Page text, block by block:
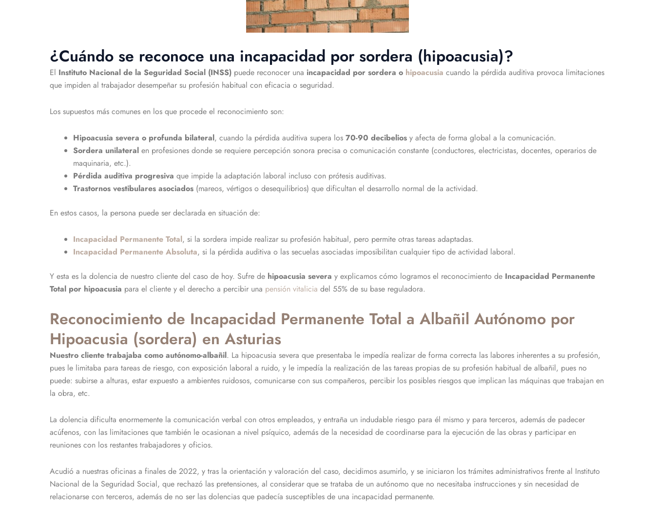
¿Cuándo se reconoce una incapacidad por sordera (hipoacusia)?
El Instituto Nacional de la Seguridad Social (INSS) puede reconocer una incapacidad por sordera o hipoacusia cuando la pérdida auditiva provoca limitaciones
que impiden al trabajador desempeñar su profesión habitual con eficacia o seguridad.
Los supuestos más comunes en los que procede el reconocimiento son:
Hipoacusia severa o profunda bilateral, cuando la pérdida auditiva supera los 70-90 decibelios y afecta de forma global a la comunicación.
Sordera unilateral en profesiones donde se requiere percepción sonora precisa o comunicación constante (conductores, electricistas, docentes, operarios de
maquinaria, etc.).
Pérdida auditiva progresiva que impide la adaptación laboral incluso con prótesis auditivas.
Trastornos vestibulares asociados (mareos, vértigos o desequilibrios) que dificultan el desarrollo normal de la actividad.
En estos casos, la persona puede ser declarada en situación de:
Incapacidad Permanente Total, si la sordera impide realizar su profesión habitual, pero permite otras tareas adaptadas.
Incapacidad Permanente Absoluta, si la pérdida auditiva o las secuelas asociadas imposibilitan cualquier tipo de actividad laboral.
Y esta es la dolencia de nuestro cliente del caso de hoy. Sufre de hipoacusia severa y explicamos cómo logramos el reconocimiento de Incapacidad Permanente
Total por hipoacusia para el cliente y el derecho a percibir una pensión vitalicia del 55% de su base reguladora.
Reconocimiento de Incapacidad Permanente Total a Albañil Autónomo por
Hipoacusia (sordera) en Asturias
Nuestro cliente trabajaba como autónomo-albañil. La hipoacusia severa que presentaba le impedía realizar de forma correcta las labores inherentes a su profesión,
pues le limitaba para tareas de riesgo, con exposición laboral a ruido, y le impedía la realización de las tareas propias de su profesión habitual de albañil, pues no
puede: subirse a alturas, estar expuesto a ambientes ruidosos, comunicarse con sus compañeros, percibir los posibles riesgos que implican las máquinas que trabajan en
la obra, etc.
La dolencia dificulta enormemente la comunicación verbal con otros empleados, y entraña un indudable riesgo para él mismo y para terceros, además de padecer
acúfenos, con las limitaciones que también le ocasionan a nivel psíquico, además de la necesidad de coordinarse para la ejecución de las obras y participar en
reuniones con los restantes trabajadores y oficios.
Acudió a nuestras oficinas a finales de 2022, y tras la orientación y valoración del caso, decidimos asumirlo, y se iniciaron los trámites administrativos frente al Instituto
Nacional de la Seguridad Social, que rechazó las pretensiones, al considerar que se trataba de un autónomo que no necesitaba instrucciones y sin necesidad de
relacionarse con terceros, además de no ser las dolencias que padecía susceptibles de una incapacidad permanente.